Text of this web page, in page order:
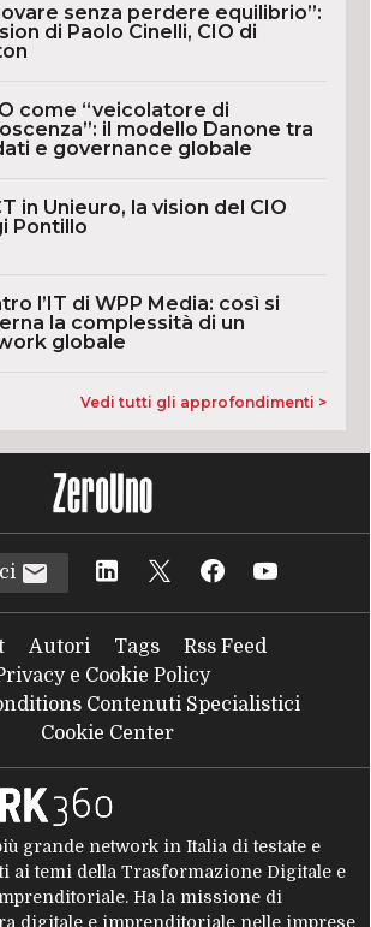
senza perdere equilibrio”:
di Paolo Cinelli, CIO di
come “veicolatore di
il modello Danone tra
e governance globale
in Unieuro, la vision del CIO
Pontillo
l’IT di WPP Media: così si
la complessità di un
globale
Vedi tutti gli approfondimenti >
Autori Tags
Rss Feed
e Cookie Policy
Contenuti Specialistici
Cookie Center
grande network in Italia di testate e
ai temi della Trasformazione Digitale e
Ha la missione di
digitale e imprenditoriale nelle imprese